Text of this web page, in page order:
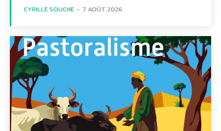
CYRILLE SOUCHE - 7 AOÛT 2026